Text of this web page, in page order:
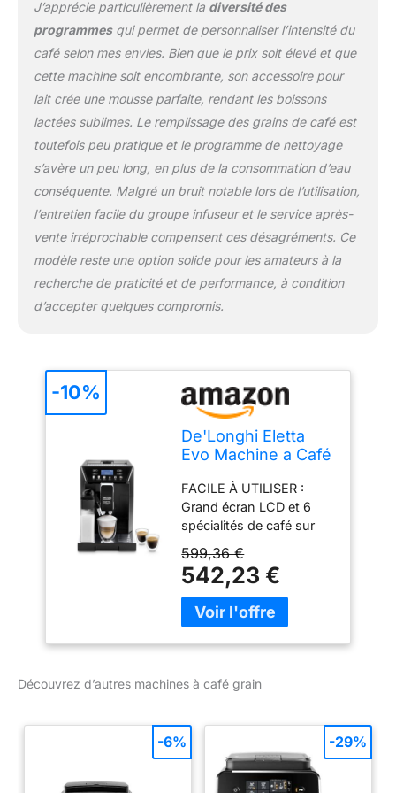
complètement retiré de la
machine à café et permet
ainsi un nettoyage facile
machine FONCTION
CAFÉ LONG : Pour le
café traditionnel du matin
- préparé dans un
rapide à basse pression
J’apprécie particulièrement la diversité des
programmesqui permet de personnaliser l’intensité du
café selon mes envies. Bien que le prix soit élevé et que
cette machine soit encombrante, son accessoire pour
lait crée une mousse parfaite, rendant les boissons
lactées sublimes. Le remplissage des grains de café est
toutefois peu pratique et le programme de nettoyage
s’avère un peu long, en plus de la consommation d’eau
conséquente. Malgré un bruit notable lors de l’utilisation,
l’entretien facile du groupe infuseur et le service après-
vente irréprochable compensent ces désagréments. Ce
modèle reste une option solide pour les amateurs à la
recherche de praticité et de performance, à condition
d’accepter quelques compromis.
De'Longhi Eletta
Evo Machine a Café
ECAM46.860.B,
Machine Expresso
et Cappuccino,
Ecran LCD Tactile,
Noir
FACILE À UTILISER :
Grand écran LCD et 6
spécialités de café sur
bouton : expresso, café,
café long, cappuccino,
latte macchiato et lait
chaud SYSTÈME
lait particulièrement
pour un cappuccino
parfait - le nettoyage se
fait automatiquement via
une commande rotative
599,36 €
542,23 €
-10%
Découvrez d’autres machines à café grain
-6% -29%